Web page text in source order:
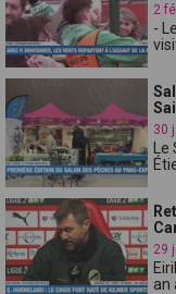
2
-
30
29
an